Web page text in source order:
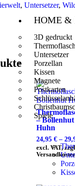
HOME &
3D gedruckt
Untersetzer
Porzellan
Kissen
Magnete
Postkarten
Spiele
, Untersetzer,
– Bollenhut
Huhn
24,95 € –
excl. VAT,